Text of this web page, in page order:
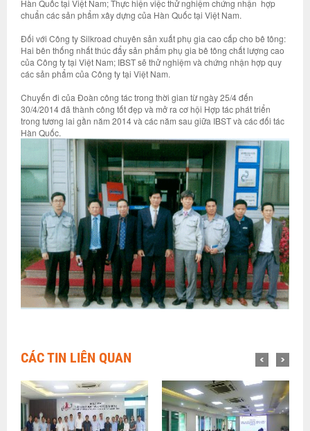
Hàn Quốc tại Việt Nam; Thực hiện việc thử nghiệm chứng nhận hợp
chuẩn các sản phẩm xây dựng của Hàn Quốc tại Việt Nam.
Đối với Công ty Silkroad chuyên sản xuất phụ gia cao cấp cho bê tông:
Hai bên thống nhất thúc đẩy sản phẩm phụ gia bê tông chất lượng cao
của Công ty tại Việt Nam; IBST sẽ thử nghiệm và chứng nhận hợp quy
các sản phẩm của Công ty tại Việt Nam.
Chuyến đi của Đoàn công tác trong thời gian từ ngày 25/4 đến
30/4/2014 đã thành công tốt đẹp và mở ra cơ hội Hợp tác phát triển
trong tương lai gần năm 2014 và các năm sau giữa IBST và các đối tác
Hàn Quốc.
CÁC TIN LIÊN QUAN